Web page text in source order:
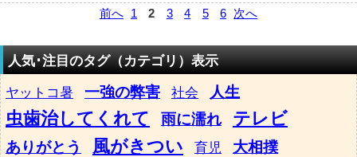
前へ 1 2 3 4 5 6 次へ
人気･注目のタグ（カテゴリ）表示
ヤットコ暑
一強の弊害 社会 人生
虫歯治してくれて 雨に濡れ テレビ
ありがとう 風がきつい 育児 大相撲